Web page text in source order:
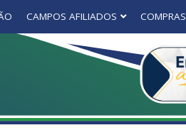
CAMPOS AFILIADOS COMPRAS